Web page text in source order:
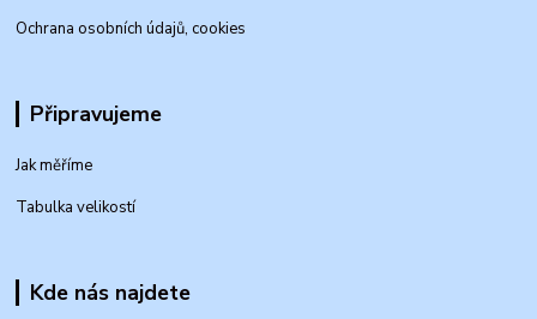
Ochrana osobních údajů, cookies
Připravujeme
Jak měříme
Tabulka velikostí
Kde nás najdete